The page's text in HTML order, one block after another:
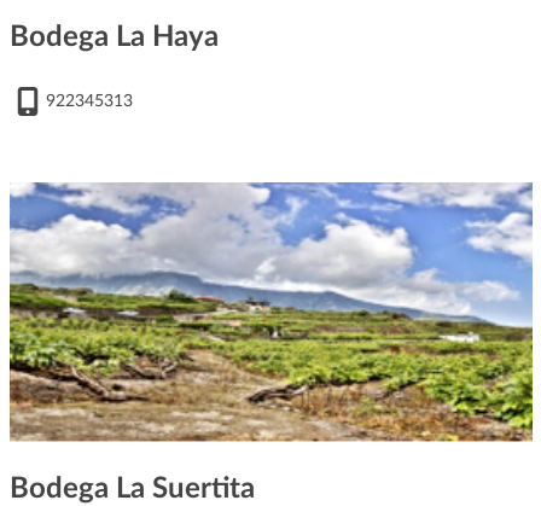
Bodega La Haya
922345313
Bodega La Suertita